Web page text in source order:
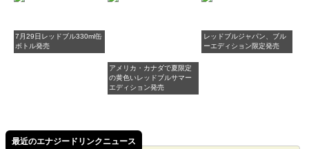
7月29日レッドブル330ml缶
ボトル発売
アメリカ・カナダで夏限定
の黄色いレッドブルサマー
エディション発売
レッドブルジャパン、ブル
ーエディション限定発売
最近のエナジードリンクニュース